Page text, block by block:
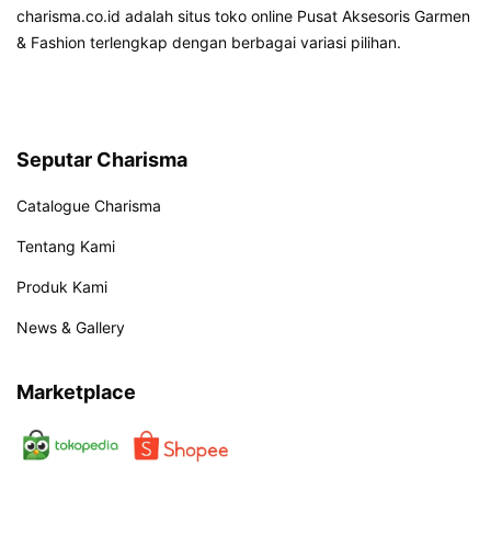
charisma.co.id adalah situs toko online Pusat Aksesoris Garmen
& Fashion terlengkap dengan berbagai variasi pilihan.
Seputar Charisma
Catalogue Charisma
Tentang Kami
Produk Kami
News & Gallery
Marketplace